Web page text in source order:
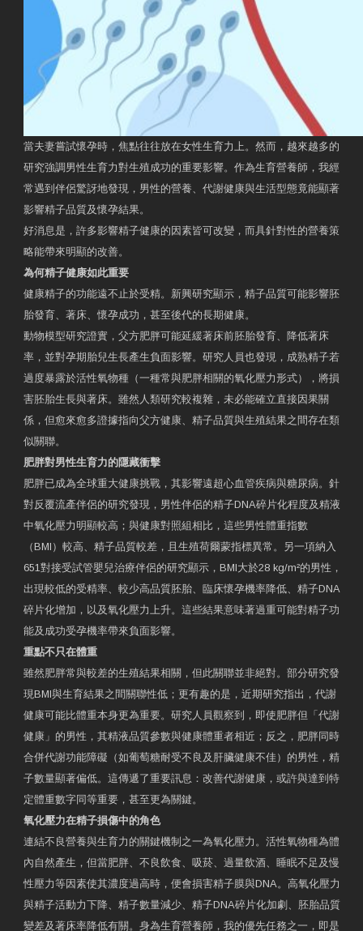
當夫妻嘗試懷孕時，焦點往往放在女性生育力上。然而，越來越多的
研究強調男性生育力對生殖成功的重要影響。作為生育營養師，我經
常遇到伴侶驚訝地發現，男性的營養、代謝健康與生活型態竟能顯著
影響精子品質及懷孕結果。
好消息是，許多影響精子健康的因素皆可改變，而具針對性的營養策
略能帶來明顯的改善。
為何精子健康如此重要
健康精子的功能遠不止於受精。新興研究顯示，精子品質可能影響胚
胎發育、著床、懷孕成功，甚至後代的長期健康。
動物模型研究證實，父方肥胖可能延緩著床前胚胎發育、降低著床
率，並對孕期胎兒生長產生負面影響。研究人員也發現，成熟精子若
過度暴露於活性氧物種（一種常與肥胖相關的氧化壓力形式），將損
害胚胎生長與著床。雖然人類研究較複雜，未必能確立直接因果關
係，但愈來愈多證據指向父方健康、精子品質與生殖結果之間存在類
似關聯。
肥胖對男性生育力的隱藏衝擊
肥胖已成為全球重大健康挑戰，其影響遠超心血管疾病與糖尿病。針
對反覆流產伴侶的研究發現，男性伴侶的精子DNA碎片化程度及精液
中氧化壓力明顯較高；與健康對照組相比，這些男性體重指數
（BMI）較高、精子品質較差，且生殖荷爾蒙指標異常。另一項納入
651對接受試管嬰兒治療伴侶的研究顯示，BMI大於28 kg/m²的男性，
出現較低的受精率、較少高品質胚胎、臨床懷孕機率降低、精子DNA
碎片化增加，以及氧化壓力上升。這些結果意味著過重可能對精子功
能及成功受孕機率帶來負面影響。
重點不只在體重
雖然肥胖常與較差的生殖結果相關，但此關聯並非絕對。部分研究發
現BMI與生育結果之間關聯性低；更有趣的是，近期研究指出，代謝
健康可能比體重本身更為重要。研究人員觀察到，即使肥胖但「代謝
健康」的男性，其精液品質參數與健康體重者相近；反之，肥胖同時
合併代謝功能障礙（如葡萄糖耐受不良及肝臟健康不佳）的男性，精
子數量顯著偏低。這傳遞了重要訊息：改善代謝健康，或許與達到特
定體重數字同等重要，甚至更為關鍵。
氧化壓力在精子損傷中的角色
連結不良營養與生育力的關鍵機制之一為氧化壓力。活性氧物種為體
內自然產生，但當肥胖、不良飲食、吸菸、過量飲酒、睡眠不足及慢
性壓力等因素使其濃度過高時，便會損害精子膜與DNA。高氧化壓力
與精子活動力下降、精子數量減少、精子DNA碎片化加劇、胚胎品質
變差及著床率降低有關。身為生育營養師，我的優先任務之一，即是